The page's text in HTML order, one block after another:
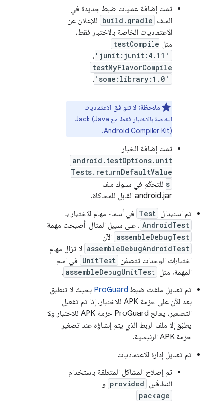
تمت إضافة عمليات ضبط جديدة في
الملف build.gradle للإعلان عن
الاعتماديات الخاصة بالاختبار فقط،
مثل testCompile
'junit:junit:4.11' ،
testMyFlavorCompile
'some:library:1.0'
.
ملاحظة: لا تتوافق الاعتماديات
الخاصة بالاختبار فقط مع Jack (Java
Android Compiler Kit).
تمت إضافة الخيار
android.testOptions.unit
Tests.returnDefaultValue
s للتحكّم في سلوك ملف
android.jar القابل للمحاكاة.
تم استبدال Test في أسماء مهام الاختبار بـ
AndroidTest . على سبيل المثال، أصبحت مهمة
assembleDebugTest الآن
assembleDebugAndroidTest لا تزال مهام
اختبارات الوحدات تتضمّن UnitTest في اسم
المهمة، مثل assembleDebugUnitTest
.
تم تعديل ملفات ضبط ProGuard بحيث لا تنطبق
بعد الآن على حزمة APK للاختبار. إذا تم تفعيل
التصغير، يعالج ProGuard حزمة APK للاختبار ولا
يطبّق إلا ملف الربط الذي يتم إنشاؤه عند تصغير
حزمة APK الرئيسية.
تم تعديل إدارة الاعتماديات
تم إصلاح المشاكل المتعلقة باستخدام
النطاقَين provided و
package